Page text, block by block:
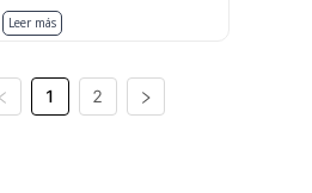
Leer más
1 2